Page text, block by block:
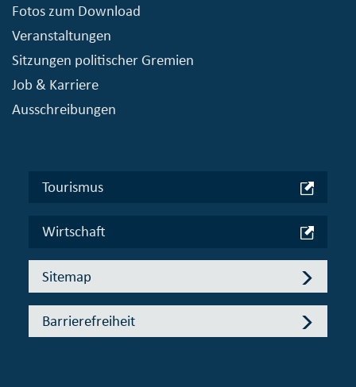
Fotos zum Download
Veranstaltungen
Sitzungen politischer Gremien
Job & Karriere
Ausschreibungen
Tourismus
Wirtschaft
Sitemap
Barrierefreiheit